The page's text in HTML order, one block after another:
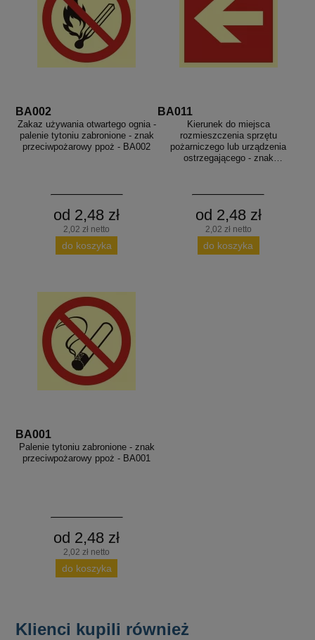
BA002
Zakaz używania otwartego ognia -
palenie tytoniu zabronione - znak
przeciwpożarowy ppoż - BA002
od 2,48 zł
2,02 zł netto
do koszyka
BA011
Kierunek do miejsca
rozmieszczenia sprzętu
pożarniczego lub urządzenia
ostrzegającego - znak
od 2,48 zł
2,02 zł netto
do koszyka
BA001
Palenie tytoniu zabronione - znak
przeciwpożarowy ppoż - BA001
od 2,48 zł
2,02 zł netto
do koszyka
Klienci kupili również